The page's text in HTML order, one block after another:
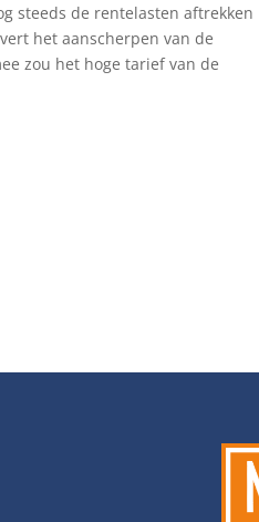
steeds de rentelasten aftrekken
het aanscherpen van de
zou het hoge tarief van de